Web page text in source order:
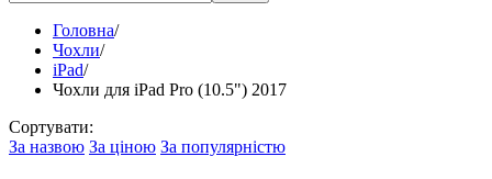
Головна/
Чохли/
iPad/
Чохли для iPad Pro (10.5") 2017
Сортувати:
За назвою За ціною За популярністю